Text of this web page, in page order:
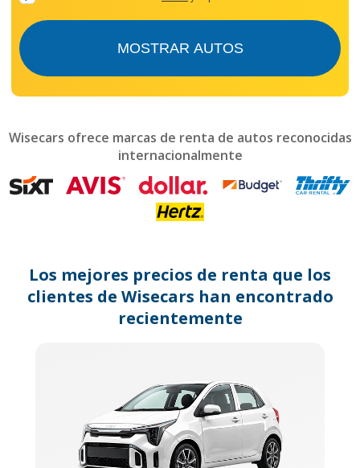
and
mark
get
the
dates.
MOSTRAR AUTOS
Wisecars ofrece marcas de renta de autos reconocidas
internacionalmente
Los mejores precios de renta que los
clientes de Wisecars han encontrado
recientemente